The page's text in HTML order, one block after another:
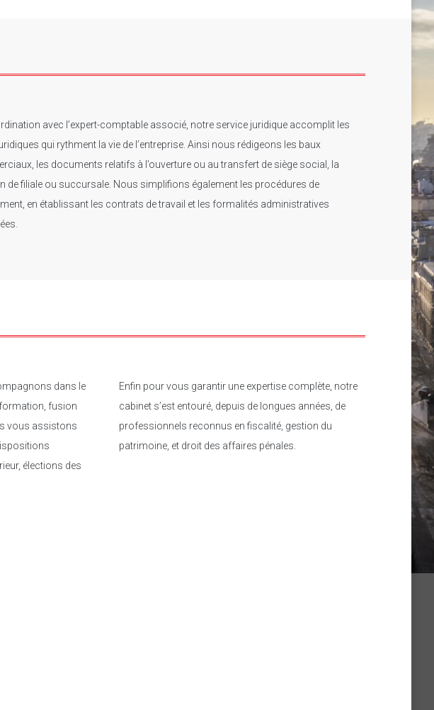
avec l’expert-comptable associé, notre service juridique accomplit les
qui rythment la vie de l’entreprise. Ainsi nous rédigeons les baux
les documents relatifs à l’ouverture ou au transfert de siège social, la
de filiale ou succursale. Nous simplifions également les procédures de
en établissant les contrats de travail et les formalités administratives
dans le
fusion
vous assistons
élections des
Enfin pour vous garantir une expertise complète, notre
cabinet s’est entouré, depuis de longues années, de
professionnels reconnus en fiscalité, gestion du
patrimoine, et droit des affaires pénales.